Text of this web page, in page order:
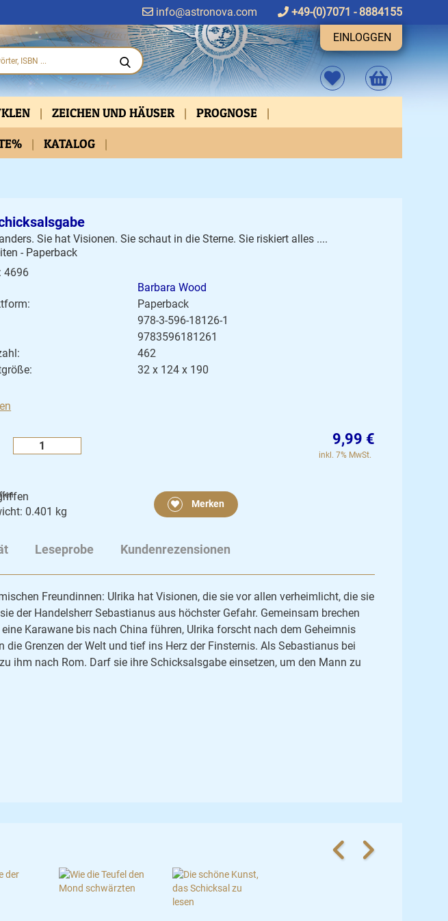
info@astronova.com
+49-(0)7071 - 8884155
EINLOGGEN
ZEICHEN UND HÄUSER PROGNOSE
PRAKTISCHE HILFEN
KATALOG
Sie hat Visionen. Sie schaut in die Sterne. Sie riskiert alles ....
- Paperback
4696
Barbara Wood
Paperback
978-3-596-18126-1
9783596181261
462
32 x 124 x 190
9,99 €
inkl. 7% MwSt.
0.401 kg
Merken
Leseprobe Kundenrezensionen
Freundinnen: Ulrika hat Visionen, die sie vor allen verheimlicht, die sie
der Handelsherr Sebastianus aus höchster Gefahr. Gemeinsam brechen
Karawane bis nach China führen, Ulrika forscht nach dem Geheimnis
die Grenzen der Welt und tief ins Herz der Finsternis. Als Sebastianus bei
ihm nach Rom. Darf sie ihre Schicksalsgabe einsetzen, um den Mann zu